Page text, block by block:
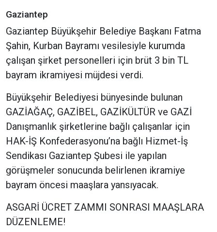
Gaziantep
Gaziantep Büyükşehir Belediye Başkanı Fatma
Şahin, Kurban Bayramı vesilesiyle kurumda
çalışan şirket personelleri için brüt 3 bin TL
bayram ikramiyesi müjdesi verdi.
Büyükşehir Belediyesi bünyesinde bulunan
GAZİAĞAÇ, GAZİBEL, GAZİKÜLTÜR ve GAZİ
Danışmanlık şirketlerine bağlı çalışanlar için
HAK-İŞ Konfederasyonu’na bağlı Hizmet-İş
Sendikası Gaziantep Şubesi ile yapılan
görüşmeler sonucunda belirlenen ikramiye
bayram öncesi maaşlara yansıyacak.
ASGARİ ÜCRET ZAMMI SONRASI MAAŞLARA
DÜZENLEME!